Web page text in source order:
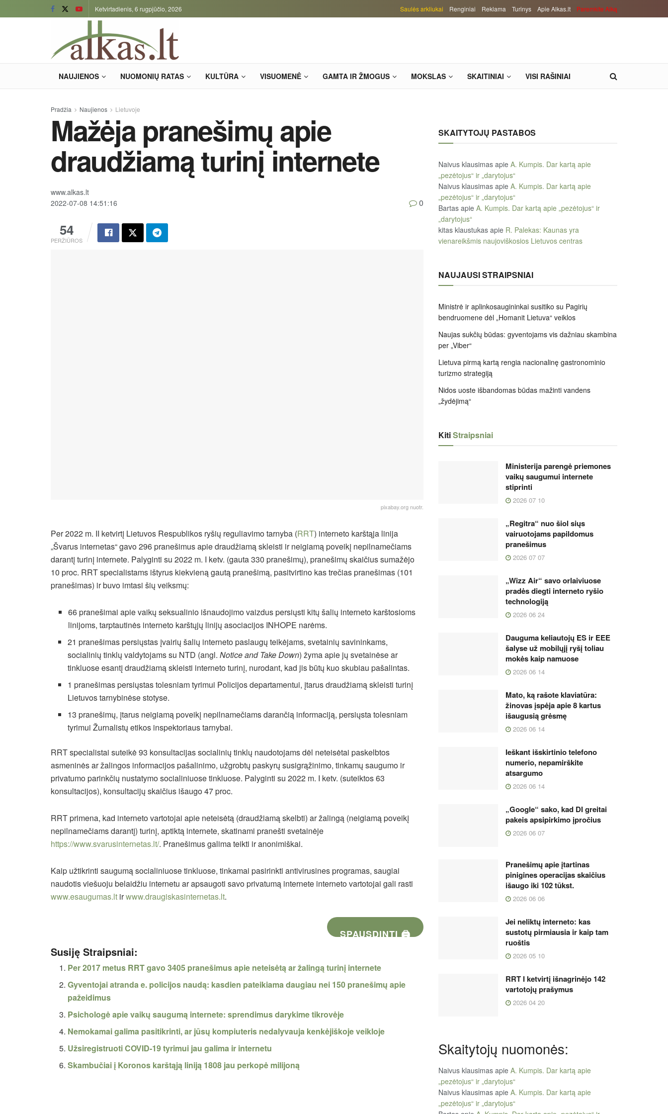
Ketvirtadienis, 6 rugpjūčio, 2026 Saulės arkliukai Renginiai Reklama Turinys Apie Alkas.lt Paremkite Alką
NAUJIENOS NUOMONIŲ RATAS KULTŪRA VISUOMENĖ GAMTA IR ŽMOGUS MOKSLAS SKAITINIAI VISI RAŠINIAI
Pradžia Naujienos Lietuvoje
Mažėja pranešimų apie
draudžiamą turinį internete
www.alkas.lt
2022-07-08 14:51:16
54
PERŽIŪROS
0
pixabay.org nuotr.
Per 2022 m. II ketvirtį Lietuvos Respublikos ryšių reguliavimo tarnyba (RRT) interneto karštąja linija
„Švarus internetas“ gavo 296 pranešimus apie draudžiamą skleisti ir neigiamą poveikį nepilnamečiams
darantį turinį internete. Palyginti su 2022 m. I ketv. (gauta 330 pranešimų), pranešimų skaičius sumažėjo
10 proc. RRT specialistams ištyrus kiekvieną gautą pranešimą, pasitvirtino kas trečias pranešimas (101
pranešimas) ir buvo imtasi šių veiksmų:
66 pranešimai apie vaikų seksualinio išnaudojimo vaizdus persiųsti kitų šalių interneto karštosioms
linijoms, tarptautinės interneto karštųjų linijų asociacijos INHOPE narėms.
21 pranešimas persiųstas įvairių šalių interneto paslaugų teikėjams, svetainių savininkams,
socialinių tinklų valdytojams su NTD (angl.Notice and Take Down) žyma apie jų svetainėse ar
tinkluose esantį draudžiamą skleisti interneto turinį, nurodant, kad jis būtų kuo skubiau pašalintas.
1 pranešimas persiųstas tolesniam tyrimui Policijos departamentui, įtarus draudžiamą skleisti turinį
Lietuvos tarnybinėse stotyse.
13 pranešimų, įtarus neigiamą poveikį nepilnamečiams darančią informaciją, persiųsta tolesniam
tyrimui Žurnalistų etikos inspektoriaus tarnybai.
RRT specialistai suteikė 93 konsultacijas socialinių tinklų naudotojams dėl neteisėtai paskelbtos
asmeninės ar žalingos informacijos pašalinimo, užgrobtų paskyrų susigrąžinimo, tinkamų saugumo ir
privatumo parinkčių nustatymo socialiniuose tinkluose. Palyginti su 2022 m. I ketv. (suteiktos 63
konsultacijos), konsultacijų skaičius išaugo 47 proc.
RRT primena, kad interneto vartotojai apie neteisėtą (draudžiamą skelbti) ar žalingą (neigiamą poveikį
nepilnamečiams darantį) turinį, aptiktą internete, skatinami pranešti svetainėje
https://www.svarusinternetas.lt/. Pranešimus galima teikti ir anonimiškai.
Kaip užtikrinti saugumą socialiniuose tinkluose, tinkamai pasirinkti antivirusines programas, saugiai
naudotis viešuoju belaidžiu internetu ar apsaugoti savo privatumą internete interneto vartotojai gali rasti
www.esaugumas.lt irwww.draugiskasinternetas.lt.
SPAUSDINTI 🖨
Susiję Straipsniai:
Per 2017 metus RRT gavo 3405 pranešimus apie neteisėtą ar žalingą turinį internete
Gyventojai atranda e. policijos naudą: kasdien pateikiama daugiau nei 150 pranešimų apie
pažeidimus
Psichologė apie vaikų saugumą internete: sprendimus darykime tikrovėje
Nemokamai galima pasitikrinti, ar jūsų kompiuteris nedalyvauja kenkėjiškoje veikloje
Užsiregistruoti COVID-19 tyrimui jau galima ir internetu
Skambučiai į Koronos karštąją liniją 1808 jau perkopė milijoną
SKAITYTOJŲ PASTABOS
Naivus klausimas apie A. Kumpis. Dar kartą apie
„pezėtojus“ ir „darytojus“
Naivus klausimas apie A. Kumpis. Dar kartą apie
„pezėtojus“ ir „darytojus“
Bartas apie A. Kumpis. Dar kartą apie „pezėtojus“ ir
„darytojus“
kitas klaustukas apie R. Palekas: Kaunas yra
vienareikšmis naujoviškosios Lietuvos centras
NAUJAUSI STRAIPSNIAI
Ministrė ir aplinkosaugininkai susitiko su Pagirių
bendruomene dėl „Homanit Lietuva“ veiklos
Naujas sukčių būdas: gyventojams vis dažniau skambina
per „Viber“
Lietuva pirmą kartą rengia nacionalinę gastronominio
turizmo strategiją
Nidos uoste išbandomas būdas mažinti vandens
„žydėjimą“
KitiStraipsniai
Ministerija parengė priemones
vaikų saugumui internete
stiprinti
2026 07 10
„Regitra“ nuo šiol siųs
vairuotojams papildomus
pranešimus
2026 07 07
„Wizz Air“ savo orlaiviuose
pradės diegti interneto ryšio
technologiją
2026 06 24
Dauguma keliautojų ES ir EEE
šalyse už mobilųjį ryšį toliau
mokės kaip namuose
2026 06 14
Mato, ką rašote klaviatūra:
žinovas įspėja apie 8 kartus
išaugusią grėsmę
2026 06 14
Ieškant išskirtinio telefono
numerio, nepamirškite
atsargumo
2026 06 14
„Google“ sako, kad DI greitai
pakeis apsipirkimo įpročius
2026 06 07
Pranešimų apie įtartinas
pinigines operacijas skaičius
išaugo iki 102 tūkst.
2026 06 06
Jei neliktų interneto: kas
sustotų pirmiausia ir kaip tam
ruoštis
2026 05 10
RRT I ketvirtį išnagrinėjo 142
vartotojų prašymus
2026 04 20
Skaitytojų nuomonės:
Naivus klausimas apie A. Kumpis. Dar kartą apie
„pezėtojus“ ir „darytojus“
Naivus klausimas apie A. Kumpis. Dar kartą apie
„pezėtojus“ ir „darytojus“